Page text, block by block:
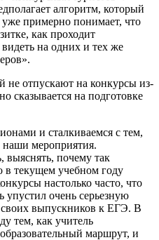
алгоритм, который
уже примерно понимает, что
как проходит
на одних и тех же
отпускают на конкурсы из-
сказывается на подготовке
и сталкиваемся с тем,
наши мероприятия.
выяснять, почему так
в текущем учебном году
настолько часто, что
упустил очень серьезную
выпускников к ЕГЭ. В
тем, как учитель
маршрут, и